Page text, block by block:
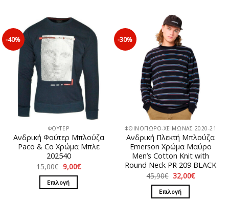
-40%
ΦΟΥΤΕΡ
Ανδρική Φούτερ Μπλούζα
Paco & Co Χρώμα Μπλε
202540
15,00€ Original
price
was:
15,00€.
9,00€Η
τρέχουσα
Επιλογή
-30%
ΦΘΙΝΟΠΩΡΟ-ΧΕΙΜΩΝΑΣ 2020-21
Ανδρική Πλεκτή Μπλούζα
Emerson Χρώμα Μαύρο
Men’s Cotton Knit with
Round Neck PR 209 BLACK
45,90€ Original
price
was:
45,90€.
32,00€Η
τρέχουσα
Επιλογή